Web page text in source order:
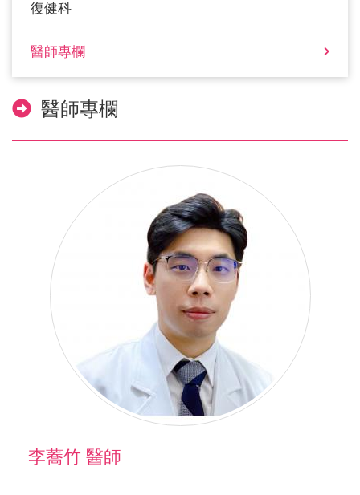
復健科
醫師專欄
醫師專欄
李蕎竹 醫師